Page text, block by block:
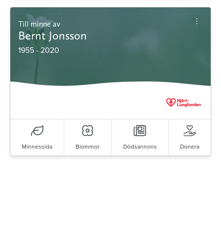
Till minne av
Bernt Jonsson
1955 - 2020
Minnessida Blommor Dödsannons Donera